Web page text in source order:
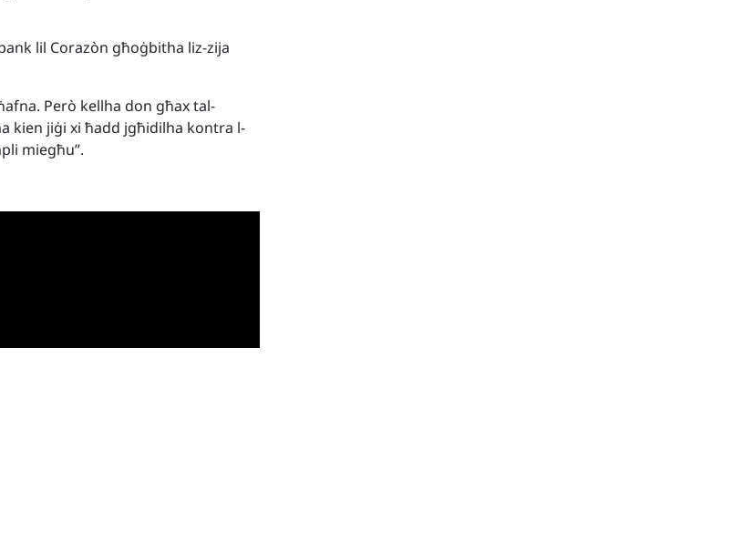
lil Corazòn għoġbitha liz-zija
Però kellha don għax tal-
kien jiġi xi ħadd jgħidilha kontra l-
miegħu”.